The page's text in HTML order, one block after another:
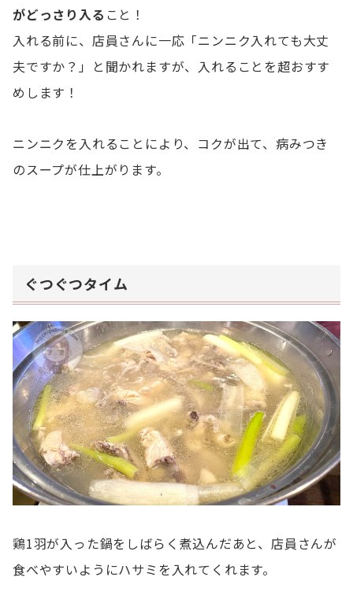
がどっさり入る こと！
入れる前に、店員さんに一応「ニンニク入れても大丈
夫ですか？」と聞かれますが、入れることを超おすす
めします！
ニンニクを入れることにより、コクが出て、病みつき
のスープが仕上がります。
ぐつぐつタイム
鶏1羽が入った鍋をしばらく煮込んだあと、店員さんが
食べやすいようにハサミを入れてくれます。